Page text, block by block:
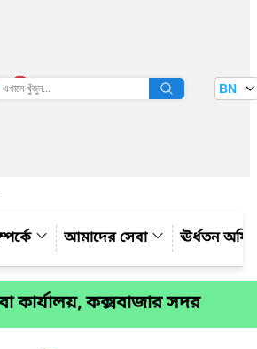
তথ্য বাতায়ন BN
আমাদের সেবা ঊর্ধতন
কার্যালয়, কক্সবাজার সদর